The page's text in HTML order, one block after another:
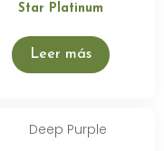
Star Platinum
Leer más